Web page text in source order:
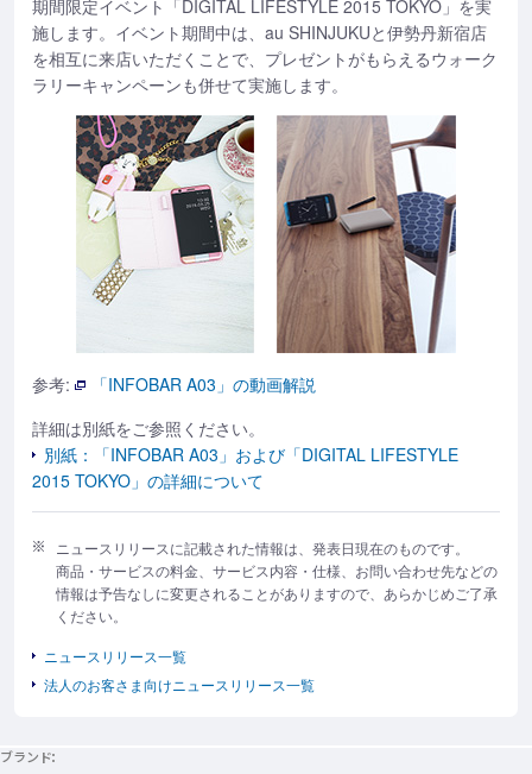
期間限定イベント「DIGITAL LIFESTYLE 2015 TOKYO」を実
施します。イベント期間中は、au SHINJUKUと伊勢丹新宿店
を相互に来店いただくことで、プレゼントがもらえるウォーク
ラリーキャンペーンも併せて実施します。
参考:
「INFOBAR A03」の動画解説
詳細は別紙をご参照ください。
別紙：「INFOBAR A03」および「DIGITAL LIFESTYLE
2015 TOKYO」の詳細について
ニュースリリースに記載された情報は、発表日現在のものです。
商品・サービスの料金、サービス内容・仕様、お問い合わせ先などの
情報は予告なしに変更されることがありますので、あらかじめご了承
ください。
ニュースリリース一覧
法人のお客さま向けニュースリリース一覧
ブランド